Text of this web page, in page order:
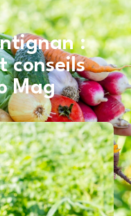
:
conseils
Mag